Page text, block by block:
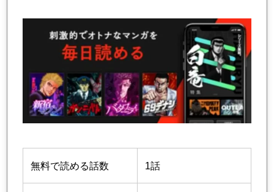
無料で読める話数 1話